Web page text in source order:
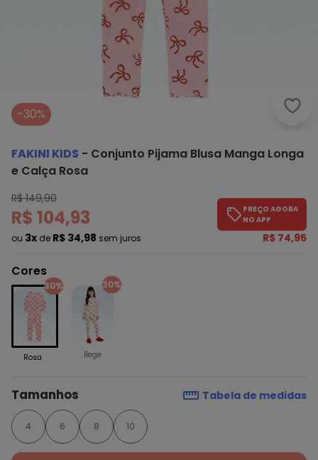
-30%
FAKINI KIDS - Conjunto Pijama Blusa Manga Longa
e Calça Rosa
R$ 149,90
R$ 104,93
ou 3x de R$ 34,98 sem juros
PREÇO AGORA
NO APP
R$ 74,95
Cores
30%
Rosa
30%
Bege
Tamanhos Tabela de medidas
4 6 8 10